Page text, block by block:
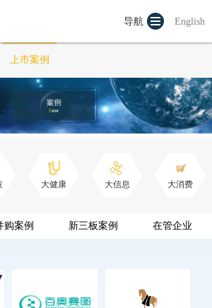
English
导航
上市案例
大健康 大信息 大消费
购案例 新三板案例 在管企业